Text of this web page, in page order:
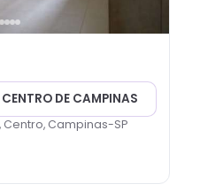
DE CAMPINAS
Campinas-SP